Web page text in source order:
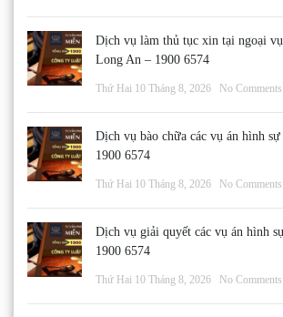
Dịch vụ làm thủ tục xin tại ngoại
Long An – 1900 6574
Thứ Hai 10 Tháng 8, 2026 No Comments
Dịch vụ bào chữa các vụ án hình
1900 6574
Thứ Hai 10 Tháng 8, 2026 No Comments
Dịch vụ giải quyết các vụ án hình
1900 6574
Thứ Hai 10 Tháng 8, 2026 No Comments